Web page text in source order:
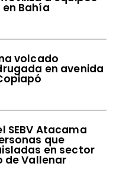
Bahía
volcado
en avenida
SEBV Atacama
que
en sector
de Vallenar